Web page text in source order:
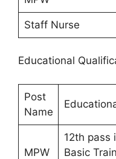
Staff Nurse
Educational
Post
Name
MPW
12th pass
Basic